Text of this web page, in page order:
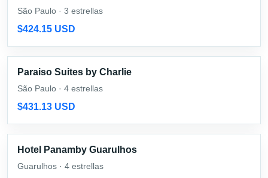
São Paulo · 3 estrellas
$424.15 USD
Paraiso Suites by Charlie
São Paulo · 4 estrellas
$431.13 USD
Hotel Panamby Guarulhos
Guarulhos · 4 estrellas